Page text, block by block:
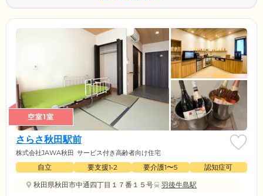
空室1室
さらさ秋田駅前
株式会社JAWA秋田 サービス付き高齢者向け住宅
自立 要支援1•2 要介護1〜5
認知症可
秋田県秋田市中通四丁目１７番１５号
羽後牛島駅